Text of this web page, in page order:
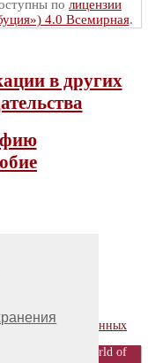
по лицензии
4.0 Всемирная.
в других
персональных данных
company «World of